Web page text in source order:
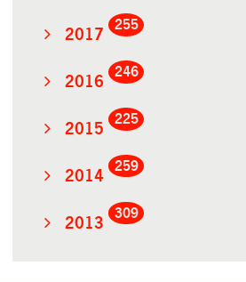
2017
255
2016
246
2015
225
2014
259
2013
309